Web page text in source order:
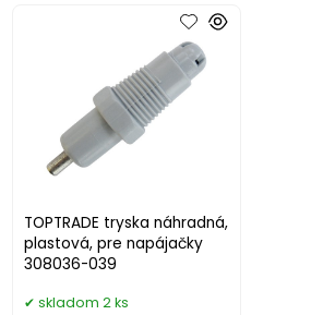
TOPTRADE tryska náhradná,
plastová, pre napájačky
308036-039
skladom 2 ks